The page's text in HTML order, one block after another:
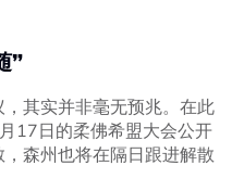
”
其实并非毫无预兆。在此
17日的柔佛希盟大会公开
森州也将在隔日跟进解散